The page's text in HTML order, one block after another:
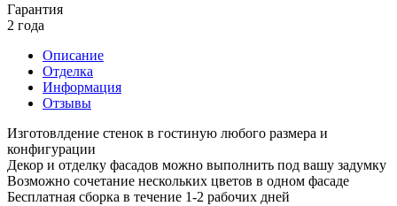
Гарантия
2 года
Описание
Отделка
Информация
Отзывы
Изготовлдение стенок в гостиную любого размера и
конфигурации
Декор и отделку фасадов можно выполнить под вашу задумку
Возможно сочетание нескольких цветов в одном фасаде
Бесплатная сборка в течение 1-2 рабочих дней